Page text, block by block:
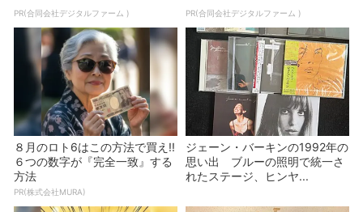
PR(合同会社デジタルファーム ) PR(合同会社デジタルファーム )
８月のロト6はこの方法で買え!!
６つの数字が『完全一致』する
方法
PR(株式会社MURA)
ジェーン・バーキンの1992年の
思い出 ブルーの照明で統一さ
れたステージ、ヒンヤ...